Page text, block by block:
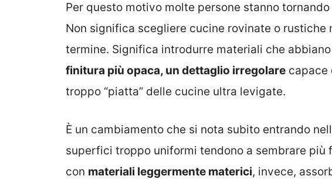
Per questo motivo molte persone stanno
Non significa scegliere cucine rovinate o rustiche
termine. Significa introdurre materiali che abbiano
finitura più opaca, un dettaglio irregolare capace
troppo “piatta” delle cucine ultra levigate.
È un cambiamento che si nota subito entrando
superfici troppo uniformi tendono a sembrare più
con materiali leggermente materici, invece,